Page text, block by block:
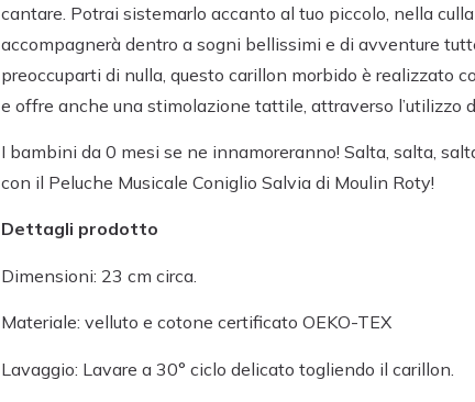
cantare. Potrai sistemarlo accanto al tuo piccolo, nella
accompagnerà dentro a sogni bellissimi e di avventure
preoccuparti di nulla, questo carillon morbido è realizzato
e offre anche una stimolazione tattile, attraverso l’utilizzo
I bambini da 0 mesi se ne innamoreranno! Salta, salta,
con il Peluche Musicale Coniglio Salvia di Moulin Roty!
Dettagli prodotto
Dimensioni: 23 cm circa.
Materiale: velluto e cotone certificato OEKO-TEX
Lavaggio: Lavare a 30° ciclo delicato togliendo il carillon.